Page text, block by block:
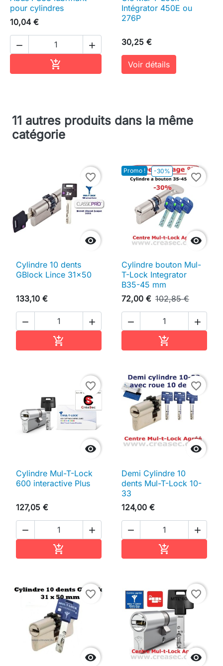
pour cylindres
10,04 €
 

Intégrator 450E ou
276P
30,25 €
Voir détails
11 autres produits dans la même
catégorie

favorite_border
Cylindre 10 dents
GBlock Lince 31x50
133,10 €
 

Promo ! -30%

favorite_border
Cylindre bouton Mul-
T-Lock Integrator
B35-45 mm
72,00 € 102,85 €
 


favorite_border
Cylindre Mul-T-Lock
600 interactive Plus
127,05 €
 


favorite_border
Demi Cylindre 10
dents Mul-T-Lock 10-
33
124,00 €
 


favorite_border

favorite_border